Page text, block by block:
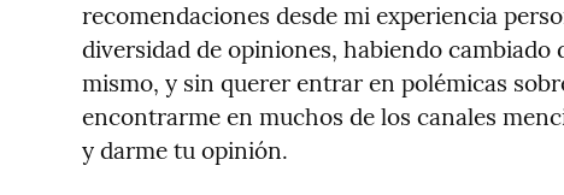
recomendaciones desde mi experiencia
diversidad de opiniones, habiendo cambiado
mismo, y sin querer entrar en polémicas
encontrarme en muchos de los canales
y darme tu opinión.